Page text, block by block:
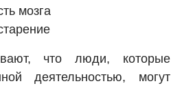
мозга
что люди, которые
деятельностью, могут